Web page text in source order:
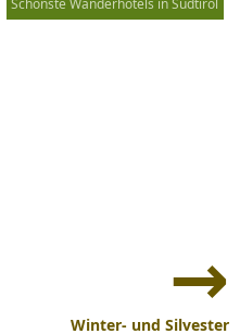
Schönste Wanderhotels in Südtirol
Winter- und Silvester